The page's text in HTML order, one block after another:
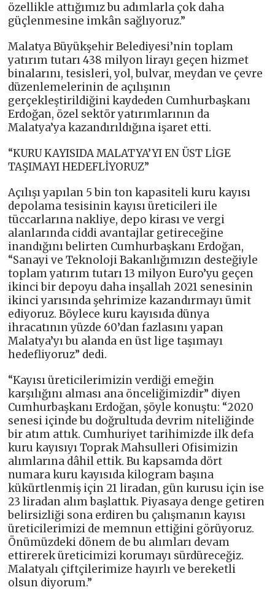
özellikle attığımız bu adımlarla çok daha
güçlenmesine imkân sağlıyoruz.”
Malatya Büyükşehir Belediyesi’nin toplam
yatırım tutarı 438 milyon lirayı geçen hizmet
binalarını, tesisleri, yol, bulvar, meydan ve çevre
düzenlemelerinin de açılışının
gerçekleştirildiğini kaydeden Cumhurbaşkanı
Erdoğan, özel sektör yatırımlarının da
Malatya’ya kazandırıldığına işaret etti.
“KURU KAYISIDA MALATYA’YI EN ÜST LİGE
TAŞIMAYI HEDEFLİYORUZ”
Açılışı yapılan 5 bin ton kapasiteli kuru kayısı
depolama tesisinin kayısı üreticileri ile
tüccarlarına nakliye, depo kirası ve vergi
alanlarında ciddi avantajlar getireceğine
inandığını belirten Cumhurbaşkanı Erdoğan,
“Sanayi ve Teknoloji Bakanlığımızın desteğiyle
toplam yatırım tutarı 13 milyon Euro’yu geçen
ikinci bir depoyu daha inşallah 2021 senesinin
ikinci yarısında şehrimize kazandırmayı ümit
ediyoruz. Böylece kuru kayısıda dünya
ihracatının yüzde 60’dan fazlasını yapan
Malatya’yı bu alanda en üst lige taşımayı
hedefliyoruz” dedi.
“Kayısı üreticilerimizin verdiği emeğin
karşılığını alması ana önceliğimizdir” diyen
Cumhurbaşkanı Erdoğan, şöyle konuştu: “2020
senesi içinde bu doğrultuda devrim niteliğinde
bir atım attık. Cumhuriyet tarihimizde ilk defa
kuru kayısıyı Toprak Mahsulleri Ofisimizin
alımlarına dâhil ettik. Bu kapsamda dört
numara kuru kayısıda kilogram başına
kükürtlenmiş için 21 liradan, gün kurusu için ise
23 liradan alım başlattık. Piyasaya denge getiren
belirsizliği sona erdiren bu çalışmanın kayısı
üreticilerimizi de memnun ettiğini görüyoruz.
Önümüzdeki dönem de bu alımları devam
ettirerek üreticimizi korumayı sürdüreceğiz.
Malatyalı çiftçilerimize hayırlı ve bereketli
olsun diyorum.”